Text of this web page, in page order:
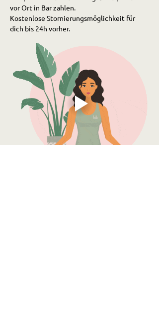
vor Ort in Bar zahlen.
Kostenlose Stornierungsmöglichkeit für
dich bis 24h vorher.